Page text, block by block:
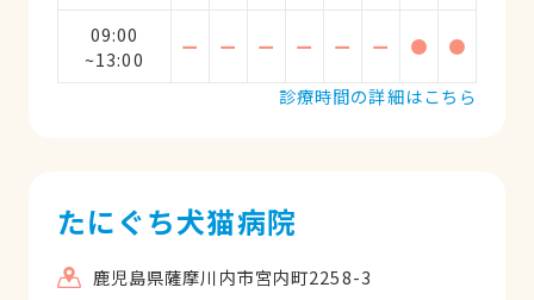
09:00
~13:00
ー ー ー ー ー ー ●
●
診療時間の詳細はこちら
たにぐち犬猫病院
鹿児島県薩摩川内市宮内町2258-3